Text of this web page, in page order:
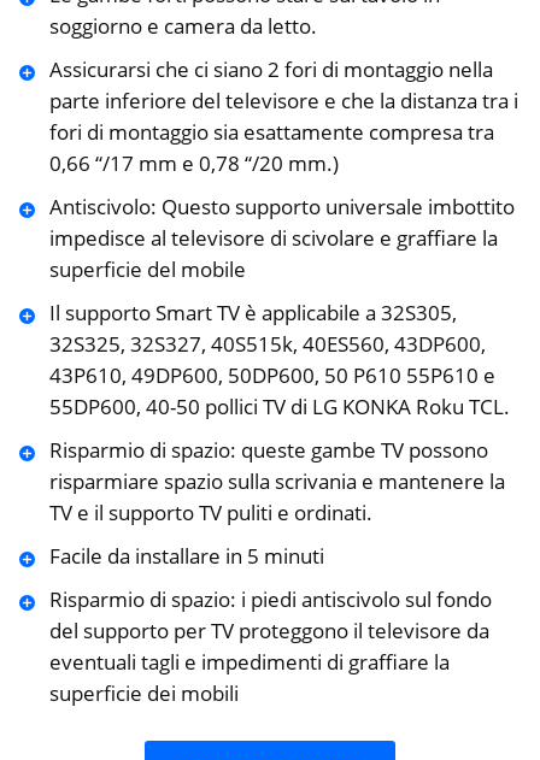
soggiorno e camera da letto.
Assicurarsi che ci siano 2 fori di montaggio nella
parte inferiore del televisore e che la distanza tra i
fori di montaggio sia esattamente compresa tra
0,66 “/17 mm e 0,78 “/20 mm.)
Antiscivolo: Questo supporto universale imbottito
impedisce al televisore di scivolare e graffiare la
superficie del mobile
Il supporto Smart TV è applicabile a 32S305,
32S325, 32S327, 40S515k, 40ES560, 43DP600,
43P610, 49DP600, 50DP600, 50 P610 55P610 e
55DP600, 40-50 pollici TV di LG KONKA Roku TCL.
Risparmio di spazio: queste gambe TV possono
risparmiare spazio sulla scrivania e mantenere la
TV e il supporto TV puliti e ordinati.
Facile da installare in 5 minuti
Risparmio di spazio: i piedi antiscivolo sul fondo
del supporto per TV proteggono il televisore da
eventuali tagli e impedimenti di graffiare la
superficie dei mobili